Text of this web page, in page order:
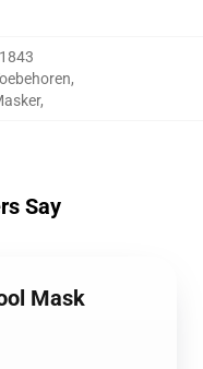
,
,
Say
Mask